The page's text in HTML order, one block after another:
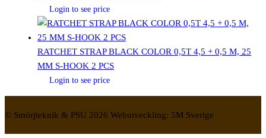
Login to see price
RATCHET STRAP BLACK COLOR 0,5T 4,5 + 0,5 M, 25
MM S-HOOK 2 PCS
Login to see price
© Smörjteknik & PSU 2026 Webutveckling: 5M Sverige